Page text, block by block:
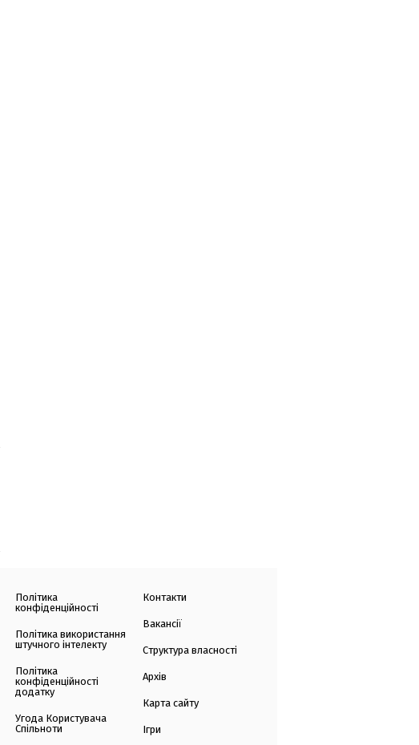
Політика
конфіденційності
Політика використання
штучного інтелекту
Політика
конфіденційності
додатку
Угода Користувача
Спільноти
Контакти
Вакансії
Структура власності
Архів
Карта сайту
Ігри